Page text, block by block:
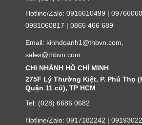
Hotline/Zalo: 0916610499 |
0981060817 | 0865 466 689
Email: kinhdoanh1@thbvn.com,
sales@thbvn.com
CHI NHÁNH HỒ CHÍ MINH
275F Lý Thường Kiệt, P. Phú Thọ
Quận 11 cũ), TP HCM
Tel: (028) 6686 0682
Hotline/Zalo: 0917182242 |